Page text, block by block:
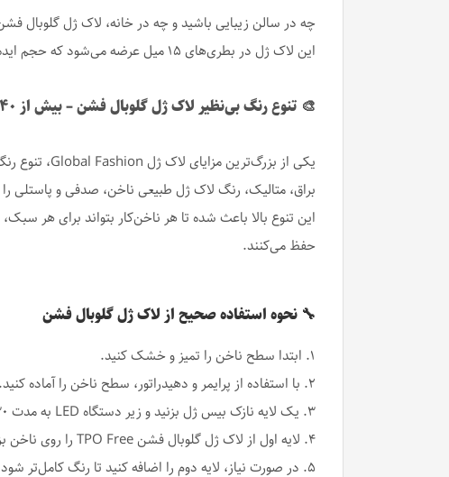
چه در سالن زیبایی باشید و چه در خانه، لاک ژل گلوبال
این لاک ژل در بطری‌های ۱۵ میل عرضه می‌شود که حجم ایده‌آلی برای استفاده طولانی‌مدت در سالن‌های پرکار است.
🎨 تنوع رنگ بی‌نظیر لاک ژل گلوبال فشن – بیش از ۱۴۰ رنگ خاص
براق، متالیک، رنگ لاک ژل طبیعی ناخن، صدفی و پاستلی
این تنوع بالا باعث شده تا هر ناخن‌کار بتواند برای هر
حفظ می‌کنند.
🔧 نحوه استفاده صحیح از لاک ژل گلوبال فشن
۱. ابتدا سطح ناخن را تمیز و خشک کنید.
۲. با استفاده از پرایمر و دهیدراتور، سطح ناخن را آماده کنید.
۳. یک لایه نازک بیس ژل بزنید و زیر دستگاه LED به مدت ۳۰ ثانیه خشک کنید.
۴. لایه اول از لاک ژل گلوبال فشن TPO Free را روی ناخن بزنید و ۶۰ ثانیه در دستگاه LED خشک کنید.
۵. در صورت نیاز، لایه دوم را اضافه کنید تا رنگ کامل‌تر شود.